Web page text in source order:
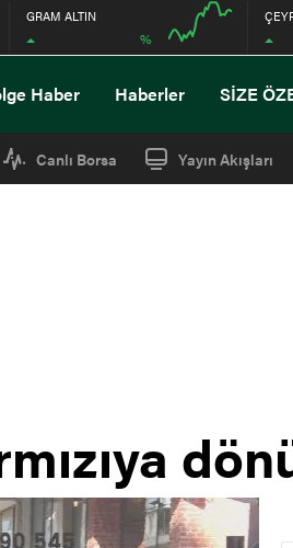
GRAM ALTIN
%
Haber Haberler SİZE
Canlı Borsa Yayın Akışları